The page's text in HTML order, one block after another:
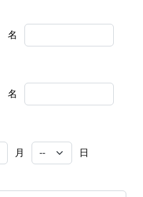
名
名
月 日